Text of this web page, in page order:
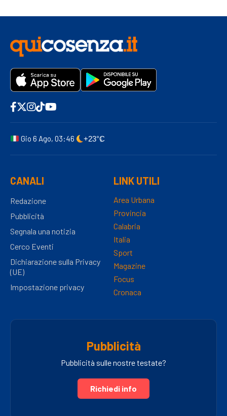
Gio 6 Ago, 03:46 +23°C
CANALI
Redazione
Pubblicità
Segnala una notizia
Cerco Eventi
Dichiarazione sulla Privacy
(UE)
Impostazione privacy
LINK UTILI
Area Urbana
Provincia
Calabria
Italia
Sport
Magazine
Focus
Cronaca
Pubblicità
Pubblicità sulle nostre testate?
Richiedi info